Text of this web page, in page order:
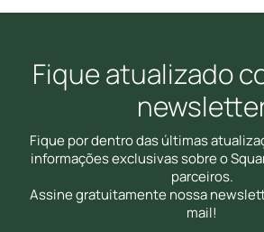
Fique atualizado
Fique por dentro das últimas
informações exclusivas sobre o
parceiros.
Assine gratuitamente nossa
mail!